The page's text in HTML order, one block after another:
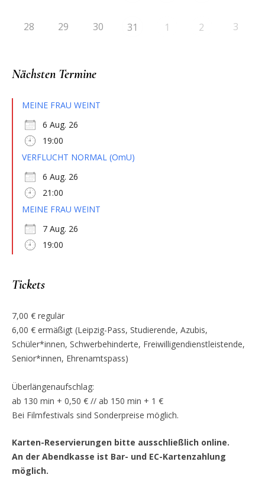
28 29 30 31 1 2 3
Nächsten Termine
MEINE FRAU WEINT
6 Aug. 26
19:00
VERFLUCHT NORMAL (OmU)
6 Aug. 26
21:00
MEINE FRAU WEINT
7 Aug. 26
19:00
Tickets
7,00 € regulär
6,00 € ermäßigt (Leipzig-Pass, Studierende, Azubis,
Schüler*innen, Schwerbehinderte, Freiwilligendienstleistende,
Senior*innen, Ehrenamtspass)
Überlängenaufschlag:
ab 130 min + 0,50 € // ab 150 min + 1 €
Bei Filmfestivals sind Sonderpreise möglich.
Karten-Reservierungen bitte ausschließlich online.
An der Abendkasse ist Bar- und EC-Kartenzahlung
möglich.